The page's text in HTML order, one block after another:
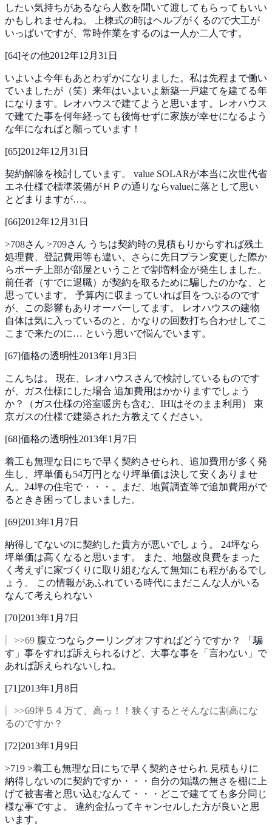
したい気持ちがあるなら人数を聞いて渡してもらってもいい
かもしれませんね。
上棟式の時はヘルプがくるので大工が
いっぱいですが、常時作業をするのは一人か二人です。
[64]その他2012年12月31日
いよいよ今年もあとわずかになりました。私は先程まで働い
ていましたが（笑）来年はいよいよ新築一戸建てを建てる年
になります。レオハウスで建てようと思います。レオハウス
で建てた事を何年経っても後悔せずに家族が幸せになるよう
な年になればと願っています！
[65]2012年12月31日
契約解除を検討しています。 value SOLARが本当に次世代省
エネ仕様で標準装備がＨＰの通りならvalueに落として思い
とどまりますが…。
[66]2012年12月31日
>708さん >709さん うちは契約時の見積もりからすれば残土
処理費、登記費用等も違い、さらに先日プラン変更した際か
らポーチ上部が部屋ということで割増料金が発生しました。
前任者（すでに退職）が契約を取るために騙したのかな、と
思っています。 予算内に収まっていれば目をつぶるのです
が、この影響もありオーバーしてます。
レオハウスの建物
自体は気に入っているのと、かなりの回数打ち合わせしてこ
こまで来たのに… という思いで悩んでいます。
[67]価格の透明性2013年1月3日
こんちは。 現在、レオハウスさんで検討しているものです
が、ガス仕様にした場合 追加費用はかかりますでしょう
か？（ガス仕様の浴室暖房も含む、IHIはそのまま利用） 東
京ガスの仕様で建築された方教えてください。
[68]価格の透明性2013年1月7日
着工も無理な日にちで早く契約させられ、追加費用が多く発
生し、坪単価も54万円となり坪単価は決して安くありませ
ん。24坪の住宅で・・・。まだ、地質調査等で追加費用がで
るときき困ってしまいました。
[69]2013年1月7日
納得してないのに契約した貴方が悪いでしょう。 24坪なら
坪単価は高くなると思います。
また、地盤改良費をまった
く考えずに家づくりに取り組むなんて無知にも程があるでし
ょう。
この情報があふれている時代にまだこんな人がいる
なんて考えられない
[70]2013年1月7日
>>69 腹立つならクーリングオフすればどうですか？
「騙
す」事をすれば訴えられるけど、大事な事を「言わない」で
あれば訴えられないしね。
[71]2013年1月8日
>>69坪５４万て、高っ！！狭くするとそんなに割高にな
るのですか？
[72]2013年1月9日
>719 >着工も無理な日にちで早く契約させられ 見積もりに
納得しないのに契約ですか・・・自分の知識の無さを棚に上
げて被害者と思い込むなんて・・・どこで建てても多分同じ
様な事ですよ。 違約金払ってキャンセルした方が良いと思
います。